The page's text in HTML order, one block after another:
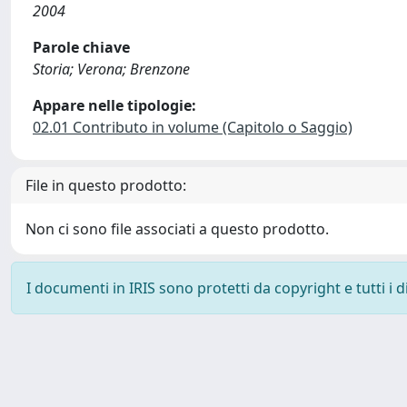
2004
Parole chiave
Storia; Verona; Brenzone
Appare nelle tipologie:
02.01 Contributo in volume (Capitolo o Saggio)
File in questo prodotto:
Non ci sono file associati a questo prodotto.
I documenti in IRIS sono protetti da copyright e tutti i